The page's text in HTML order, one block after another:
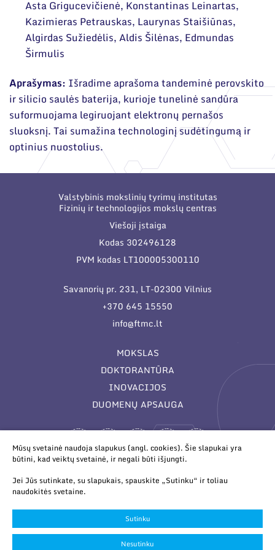
organizacijose bei asociacijose
Mokslinės publikacijos
Mokslo projektai
Mokslo renginiai
Informacija studentams
Informacija moksleiviams ir mokytojams
Nuo moksleivio iki mokslininko
Asta Grigucevičienė, Konstantinas Leinartas,
Kazimieras Petrauskas, Laurynas Staišiūnas,
Algirdas Sužiedėlis, Aldis Šilėnas, Edmundas
Širmulis
Aprašymas: Išradime aprašoma tandeminė perovskito
ir silicio saulės baterija, kurioje tunelinė sandūra
suformuojama legiruojant elektronų pernašos
sluoksnį. Tai sumažina technologinį sudėtingumą ir
optinius nuostolius.
Valstybinis mokslinių tyrimų institutas
Fizinių ir technologijos mokslų centras
Viešoji įstaiga
Kodas 302496128
PVM kodas LT100005300110
Savanorių pr. 231, LT-02300 Vilnius
+370 645 15550
info@ftmc.lt
MOKSLAS
DOKTORANTŪRA
INOVACIJOS
DUOMENŲ APSAUGA
© 2026 Valstybinis mokslinių tyrimų institutas Fizinių ir
technologijos mokslų centras. Duomenys kaupiami ir saugomi
Juridinių asmenų registre.
Slapukų parinktys
Mūsų svetainė naudoja slapukus (angl. cookies). Šie slapukai yra
būtini, kad veiktų svetainė, ir negali būti išjungti.
Jei Jūs sutinkate, su slapukais, spauskite „Sutinku“ ir toliau
naudokitės svetaine.
Sutinku
Nesutinku